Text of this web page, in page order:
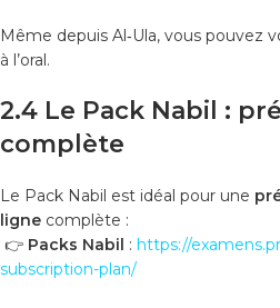
Même depuis Al‑Ula, vous pouvez
à l’oral.
2.4 Le Pack Nabil :
complète
Le Pack Nabil est idéal pour une
ligne complète :
👉 Packs Nabil : https://
subscription-plan/